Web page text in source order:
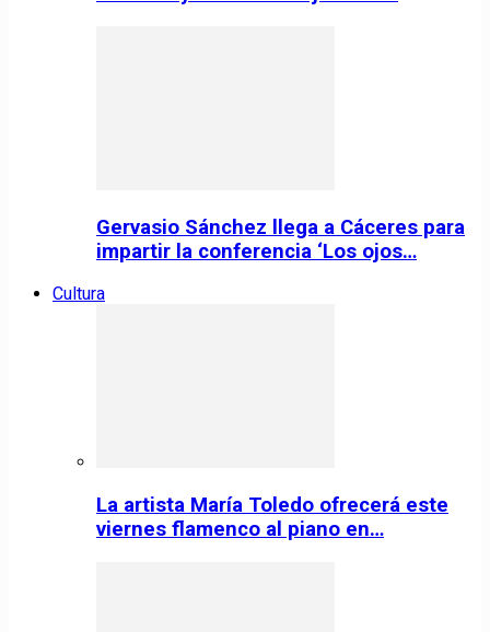
Gervasio Sánchez llega a Cáceres para
impartir la conferencia ‘Los ojos…
Cultura
La artista María Toledo ofrecerá este
viernes flamenco al piano en…